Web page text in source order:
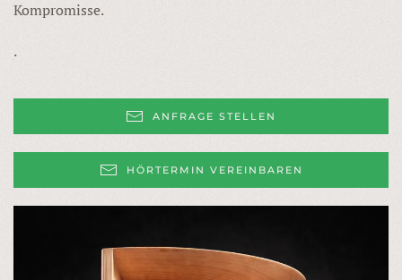
Kompromisse.
.
ANFRAGE STELLEN
HÖRTERMIN VEREINBAREN